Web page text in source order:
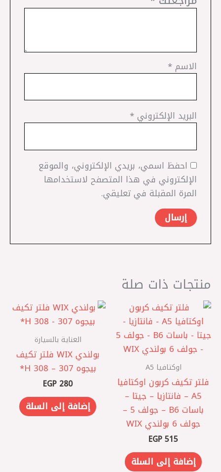
الاسم*
البريد الإلكتروني*
احفظ اسمي، بريدي الإلكتروني، والموقع
الإلكتروني في هذا المتصفح لاستخدامها
المرة المقبلة في تعليقي.
منتجات ذات صلة
اوكتافيا A5
فلتر تكيف كربون اوكتافيا
A5 – فانتازيا – جيتا –
باسات B6 – جولف 5 –
جولف 6 بولندي WIX
EGP515
إضافة إلى السلة
العناية بالسيارة
بولندي WIX فلتر تكيف
بيجوه 307 – 308 H*
EGP 280
إضافة إلى السلة